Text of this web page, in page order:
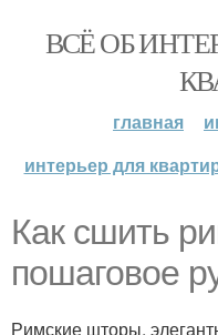
ВСЁ ОБ
главная
интерьер для
Как сшить
пошаговое
Римские шторы,